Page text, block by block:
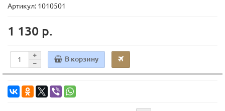
Артикул: 1010501
1 130 р.
В корзину